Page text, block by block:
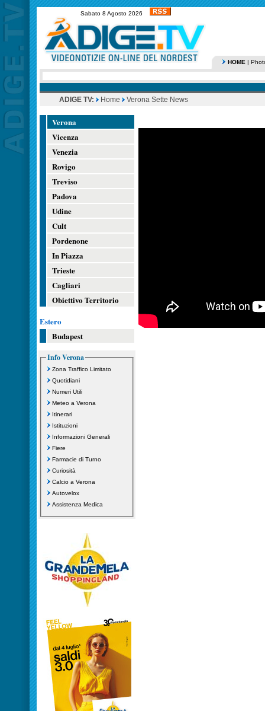
Sabato 8 Agosto 2026
HOME |
ADIGE TV: Home Verona Sette News
Verona
Vicenza
Venezia
Rovigo
Treviso
Padova
Udine
Cult
Pordenone
In Piazza
Trieste
Cagliari
Obiettivo Territorio
Estero
Budapest
Info Verona
Zona Traffico Limitato
Quotidiani
Numeri Utili
Meteo a Verona
Itinerari
Istituzioni
Informazioni Generali
Fiere
Farmacie di Turno
Curiosità
Calcio a Verona
Autovelox
Assistenza Medica